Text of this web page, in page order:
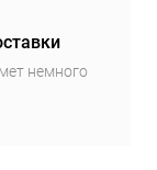
немного